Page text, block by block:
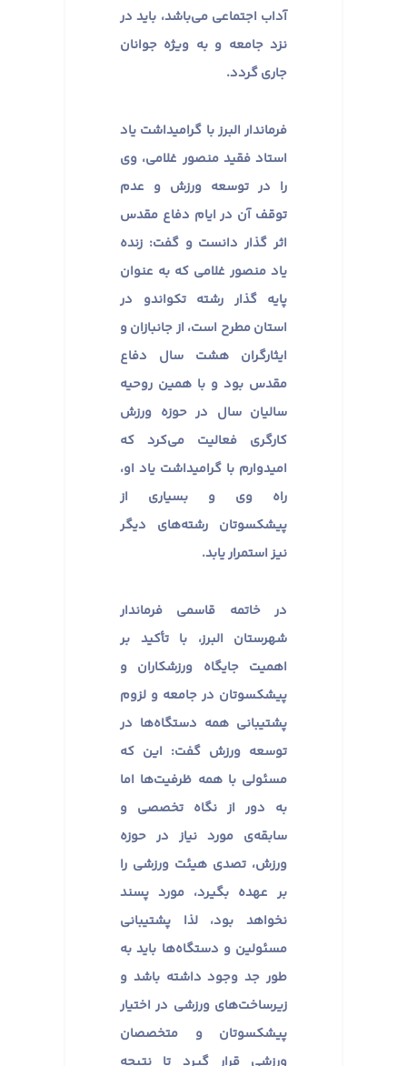
آداب اجتماعی می‌باشد، باید در
نزد جامعه و به ویژه جوانان
جاری گردد.
فرماندار البرز با گرامیداشت یاد
استاد فقید منصور غلامی، وی
را در توسعه ورزش و عدم
توقف آن در ایام دفاع مقدس
اثر گذار دانست و گفت: زنده
یاد منصور غلامی که به عنوان
پایه گذار رشته تکواندو در
استان مطرح است، از جانبازان و
ایثارگران هشت سال دفاع
مقدس بود و با همین روحیه
سالیان سال در حوزه ورزش
کارگری فعالیت می‌کرد که
امیدوارم با گرامیداشت یاد او،
راه وی و بسیاری از
پیشکسوتان رشته‌های دیگر
نیز استمرار یابد.
در خاتمه قاسمی فرماندار
شهرستان البرز، با تأکید بر
اهمیت جایگاه ورزشکاران و
پیشکسوتان در جامعه و لزوم
پشتیبانی همه دستگاه‌ها در
توسعه ورزش گفت: این که
مسئولی با همه ظرفیت‌ها اما
به دور از نگاه تخصصی و
سابقه‌ی مورد نیاز در حوزه
ورزش، تصدی هیئت ورزشی را
بر عهده بگیرد، مورد پسند
نخواهد بود، لذا پشتیبانی
مسئولین و دستگاه‌ها باید به
طور جد وجود داشته باشد و
زیرساخت‌های ورزشی در اختیار
پیشکسوتان و متخصصان